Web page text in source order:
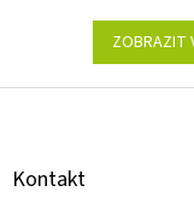
ZOBRAZIT
Z
Kontakt